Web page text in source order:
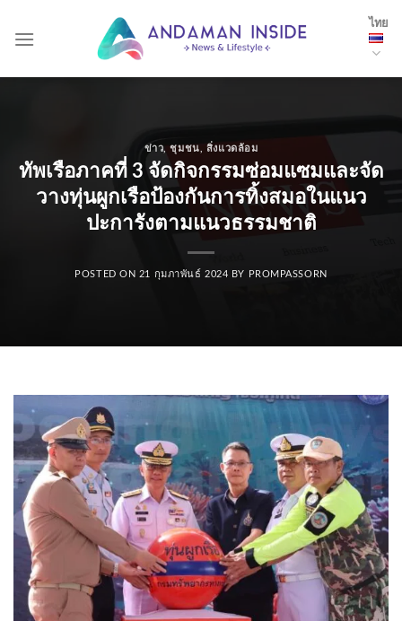
ไทย
ข่าว,ชุมชน, สิ่งแวดล้อม
ทัพเรือภาคที่ 3 จัดกิจกรรมซ่อมแซมและจัด
วางทุ่นผูกเรือป้องกันการทิ้งสมอในแนว
ปะการังตามแนวธรรมชาติ
POSTED ON 21 กุมภาพันธ์ 2024 BY PROMPASSORN